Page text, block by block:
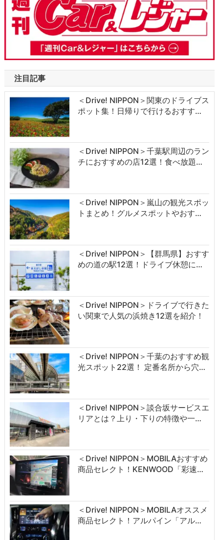
注目記事
＜Drive! NIPPON＞関東のドライブス
ポット集！日帰りで行けるおすす…
＜Drive! NIPPON＞千葉駅周辺のラン
チにおすすめの店12選！食べ放題…
＜Drive! NIPPON＞嵐山の観光スポッ
トまとめ！グルメスポットやおす…
＜Drive! NIPPON＞【群馬県】おすす
めの道の駅12選！ドライブ休憩に…
＜Drive! NIPPON＞ドライブで行きた
い関東で人気の浜焼き12選を紹介！
＜Drive! NIPPON＞千葉のおすすめ観
光スポット22選！ 定番名所から穴…
＜Drive! NIPPON＞談合坂サービスエ
リアとは？上り・下りの特徴や一…
＜Drive! NIPPON＞MOBILAおすすめ
商品セレクト！KENWOOD「彩速…
＜Drive! NIPPON＞MOBILAオススメ
商品セレクト！アルパイン「アル…